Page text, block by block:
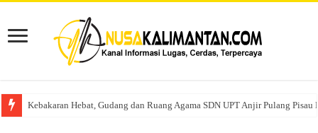
Kebakaran Hebat, Gudang dan Ruang Agama SDN UPT Anjir Pulang